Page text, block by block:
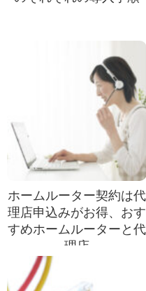
ホームルーター契約は代
理店申込みがお得、おす
すめホームルーターと代
理店